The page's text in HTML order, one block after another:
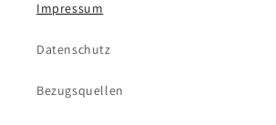
Impressum
Datenschutz
Bezugsquellen